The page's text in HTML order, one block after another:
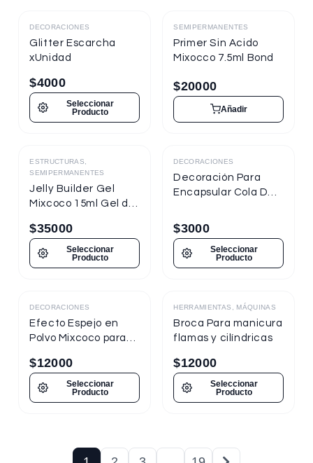
Destacado
DECORACIONES
Glitter Escarcha
xUnidad
$4000
Seleccionar
Producto
Destacado
SEMIPERMANENTES
Primer Sin Acido
Mixocco 7.5ml Bond
$20000
Añadir
ESTRUCTURAS,
SEMIPERMANENTES
Jelly Builder Gel
Mixcoco 15ml Gel de
$35000
Seleccionar
Producto
DECORACIONES
Decoración Para
Encapsular Cola De
$3000
Seleccionar
Producto
Destacado
DECORACIONES
Efecto Espejo en
Polvo Mixcoco para
$12000
Seleccionar
Producto
HERRAMIENTAS, MÁQUINAS
Broca Para manicura
flamas y cilíndricas
$12000
Seleccionar
Producto